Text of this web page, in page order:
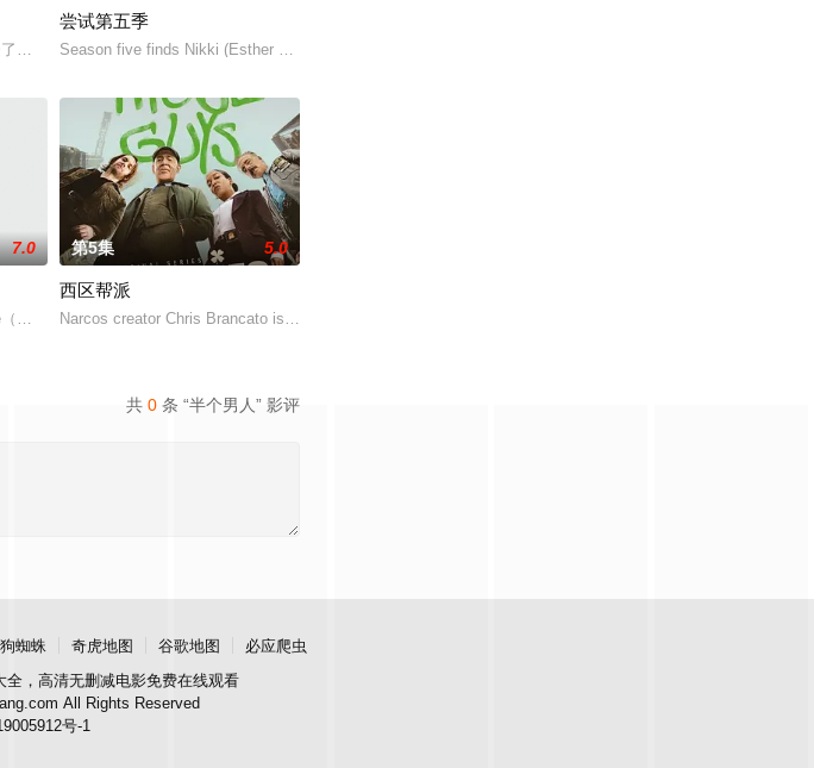
他迄今为止最大的挑战：执教一支乙级联赛的女子足球队。在这一季里，Ted和球队学着“先做了再说”，把握他们从
尝试第五季
Season five finds Nikki (Esther Smith) and Jason (Rafe Spall) dealing with th
Gordon和Alex Gansa联手打造。第二季的
order, wh
7.0
克莱尔·丹妮丝 Claire Danes 饰）在中东地区执行任务时，她的线向她透露了一个惊人的秘密：一名被俘的美军士兵已
第5集 5.0
西区帮派
Narcos creator Chris Brancato is developing a Peaky Blinders-style series abo
共 0 条 “半个男人” 影评
蜘蛛 奇虎地图 谷歌地图
必应爬虫
全，高清无删减电影免费在线观看
All Rights Reserved
号-1